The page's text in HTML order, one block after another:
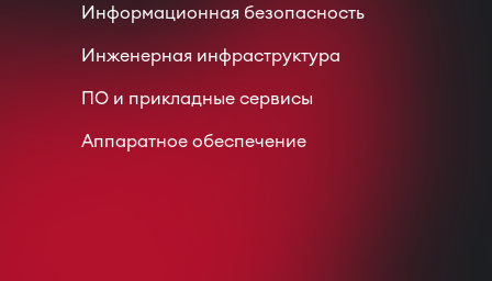
Информационная безопасность
Инженерная инфраструктура
ПО и прикладные сервисы
Аппаратное обеспечение